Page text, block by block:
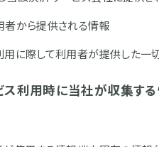
から提供される情報
用に際して利用者が提供した一
ビス利用時に当社が収集す